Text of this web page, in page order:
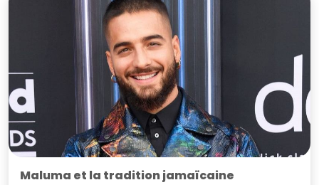
Maluma et la tradition jamaïcaine